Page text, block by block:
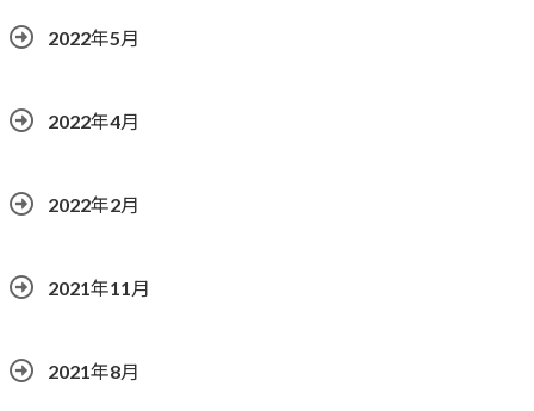
2022年5月
2022年4月
2022年2月
2021年11月
2021年8月